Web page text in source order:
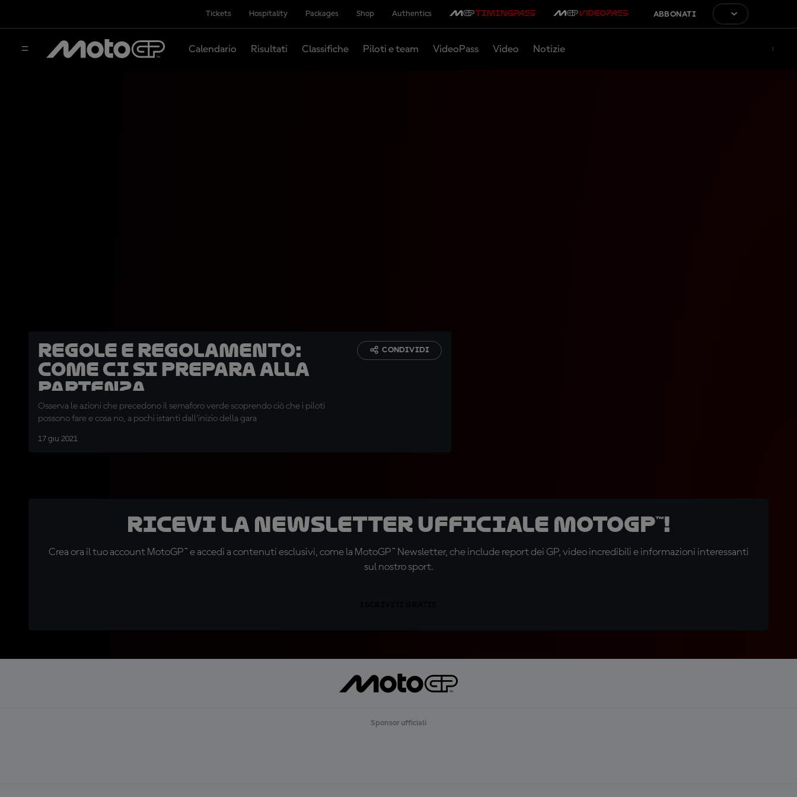
Tickets Hospitality Packages Shop Authentics ABBONATI
Calendario Risultati Classifiche Piloti e team VideoPass Video Notizie
Regole e Regolamento:
Come ci si prepara alla
partenza
Osserva le azioni che precedono il semaforo verde scoprendo ciò che i piloti
possono fare e cosa no, a pochi istanti dall’inizio della gara
17 giu 2021
CONDIVIDI
Ricevi la newsletter ufficiale MotoGP™!
Crea ora il tuo account MotoGP™ e accedi a contenuti esclusivi, come la MotoGP™ Newsletter, che include report dei GP, video incredibili e informazioni interessanti
sul nostro sport.
Sponsor ufficiali